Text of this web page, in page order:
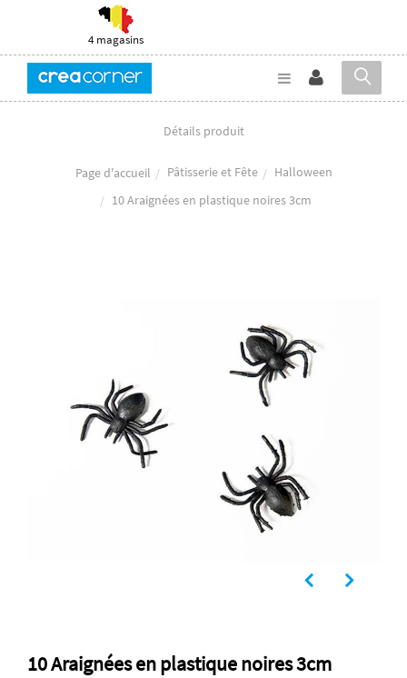
4 magasins
Détails produit
Page d'accueil Pâtisserie et Fête
Halloween
10 Araignées en plastique noires 3cm
10 Araignées en plastique noires 3cm